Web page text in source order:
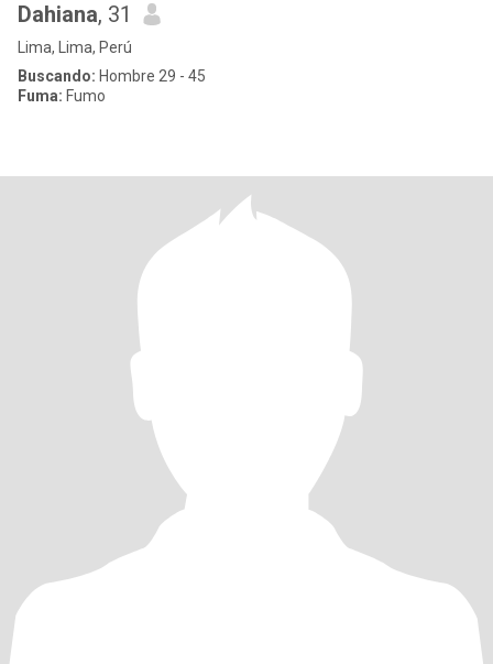
Dahiana, 31
Lima, Lima, Perú
Buscando: Hombre 29 - 45
Fuma: Fumo